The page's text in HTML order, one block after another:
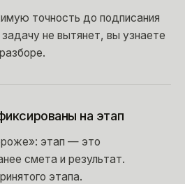
точность до подписания
не вытянет, вы узнаете
на этап
этап — это
смета и результат.
этапа.